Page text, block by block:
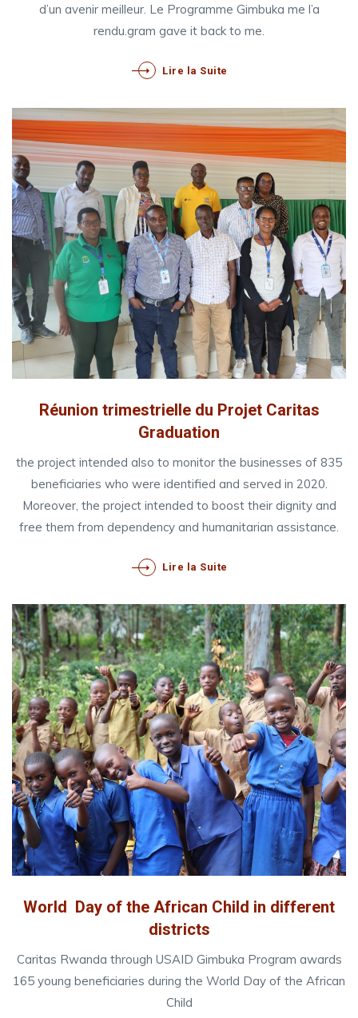
d’un avenir meilleur. Le Programme Gimbuka me l’a
rendu.gram gave it back to me.
Lire la Suite
Réunion trimestrielle du Projet Caritas
Graduation
the project intended also to monitor the businesses of 835
beneficiaries who were identified and served in 2020.
Moreover, the project intended to boost their dignity and
free them from dependency and humanitarian assistance.
Lire la Suite
World Day of the African Child in different
districts
Caritas Rwanda through USAID Gimbuka Program awards
165 young beneficiaries during the World Day of the African
Child